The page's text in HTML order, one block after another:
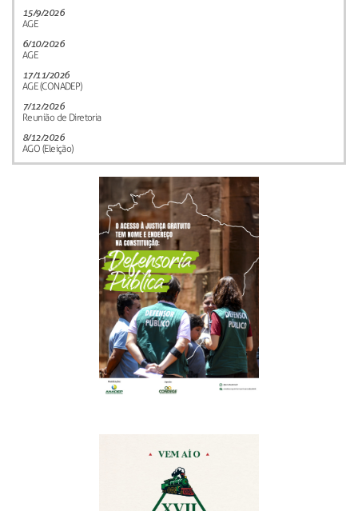
15/9/2026
AGE
6/10/2026
AGE
17/11/2026
AGE (CONADEP)
7/12/2026
Reunião de Diretoria
8/12/2026
AGO (Eleição)